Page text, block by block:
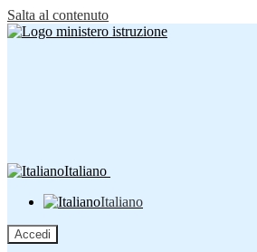
Salta al contenuto
Italiano
Italiano
Accedi